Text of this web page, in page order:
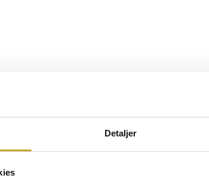
Detaljer
bekymringer, overtænkning og skaber balance i dit
Men det kræver, at du giver den en pause